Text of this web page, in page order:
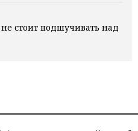
стоит подшучивать над